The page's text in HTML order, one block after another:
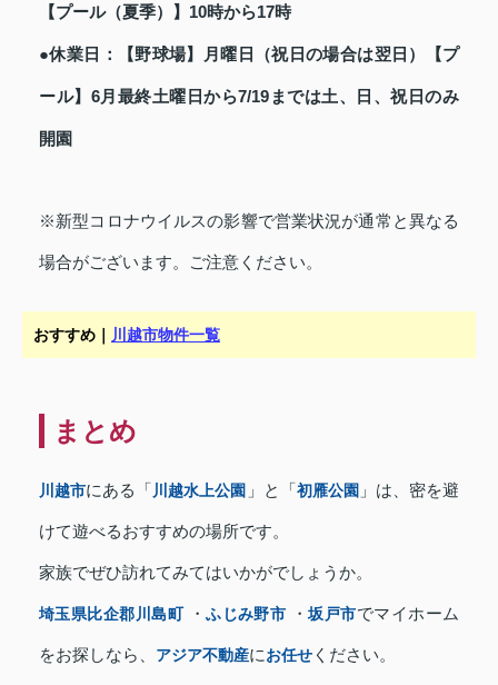
【プール（夏季）】10時から17時
●休業日：【野球場】月曜日（祝日の場合は翌日）【プ
ール】6月最終土曜日から7/19までは土、日、祝日のみ
開園
※新型コロナウイルスの影響で営業状況が通常と異なる
場合がございます。ご注意ください。
おすすめ｜ 川越市物件一覧
まとめ
川越市にある「川越水上公園 」と「初雁公園」は、密を避
けて遊べるおすすめの場所です。
家族でぜひ訪れてみてはいかがでしょうか。
埼玉県比企郡川島町・ふじみ野市 ・坂戸市でマイホーム
をお探しなら、 アジア不動産にお任せ ください。